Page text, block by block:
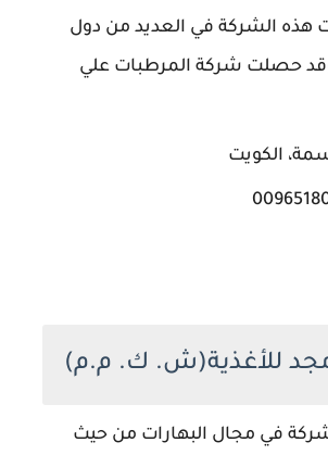
هذه الشركة في العديد من دول
حصلت شركة المرطبات علي
الكويت
في مجال البهارات من حيث